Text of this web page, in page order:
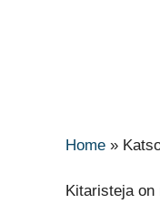
Home »
Kitaristeja